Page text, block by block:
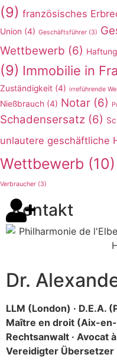
(9) französisches
Union (4) Geschäftsführer (3)
Wettbewerb (6) Haftung
(9) Immobilie in
Zuständigkeit (4) irreführende
Nießbrauch (4) Notar (6)
Schadensersatz (6)
unlautere geschäftliche
Wettbewerb (10)
Verbraucher (3)
Kontakt
Dr.
LLM (London) · D.E.A.
Maître en droit (Aix-
Rechtsanwalt · Avocat
Vereidigter Übersetzer